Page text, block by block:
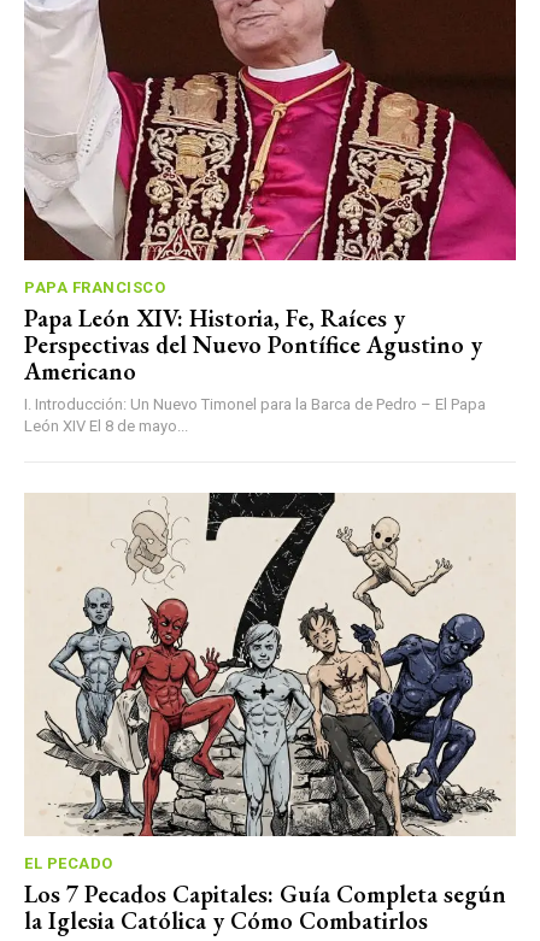
PAPA FRANCISCO
Papa León XIV: Historia, Fe, Raíces y
Perspectivas del Nuevo Pontífice Agustino y
Americano
I. Introducción: Un Nuevo Timonel para la Barca de Pedro – El Papa
León XIV El 8 de mayo...
EL PECADO
Los 7 Pecados Capitales: Guía Completa según
la Iglesia Católica y Cómo Combatirlos